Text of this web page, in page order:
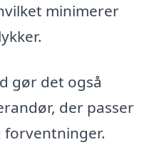
minimerer
gør det også
der passer